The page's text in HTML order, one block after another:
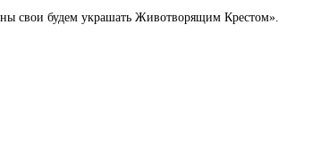
свои будем украшать Животворящим Крестом».